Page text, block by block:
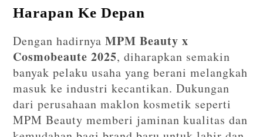
Harapan Ke Depan
Dengan hadirnyaMPM Beauty x
Cosmobeaute 2025, diharapkan semakin
banyak pelaku usaha yang berani melangkah
masuk ke industri kecantikan. Dukungan
dari perusahaan maklon kosmetik seperti
MPM Beauty memberi jaminan kualitas dan